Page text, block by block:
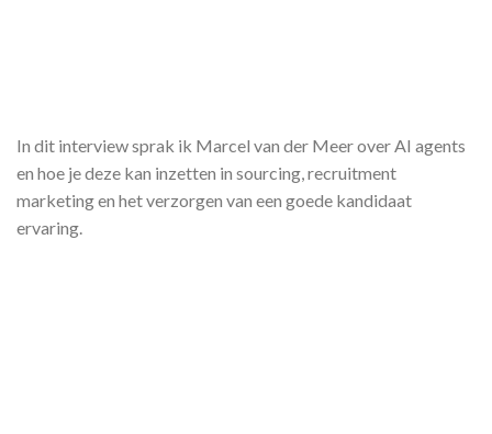
In dit interview sprak ik Marcel van der Meer over AI agents
en hoe je deze kan inzetten in sourcing, recruitment
marketing en het verzorgen van een goede kandidaat
ervaring.